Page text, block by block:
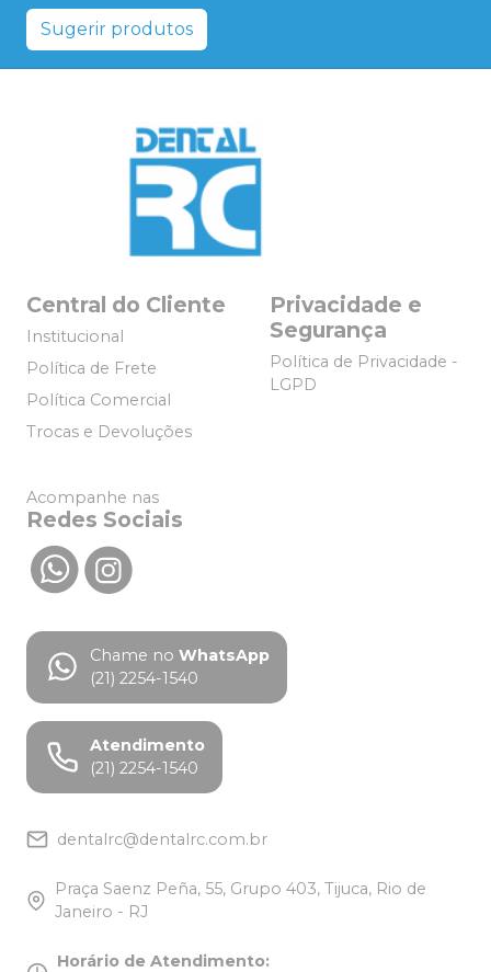
Sugerir produtos
Central do Cliente
Institucional
Política de Frete
Política Comercial
Trocas e Devoluções
Privacidade e
Segurança
Política de Privacidade -
LGPD
Acompanhe nas
Redes Sociais
Chame no WhatsApp
(21) 2254-1540
Atendimento
(21) 2254-1540
dentalrc@dentalrc.com.br
Praça Saenz Peña, 55, Grupo 403, Tijuca, Rio de
Janeiro - RJ
Horário de Atendimento: